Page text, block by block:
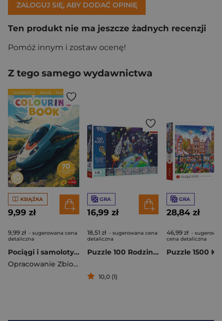
ZALOGUJ SIĘ, ABY DODAĆ OPINIĘ
Ten produkt nie ma jeszcze żadnych recenzji
Pomóż innym i zostaw ocenę!
Z tego samego wydawnictwa
KSIĄŻKA
9,99 zł
9,99 zł - sugerowana cena
detaliczna
Pociągi i samoloty. Kolorowanka z naklejkami
Opracowanie Zbiorowe
GRA
16,99 zł
18,51 zł - sugerowana cena
detaliczna
Puzzle 100 Rodzina Treflików Treflinka w kosmosie 16541
10,0 (1)
GRA
28,84 zł
46,99 zł -
cena detaliczna